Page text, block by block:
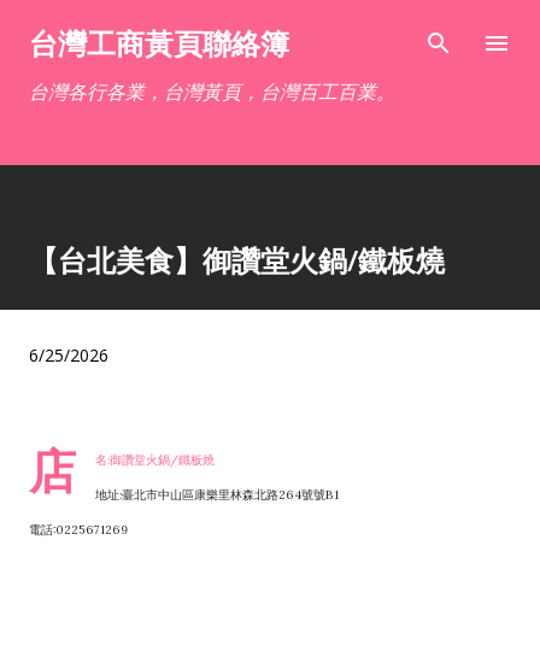
跳到主要內容
台灣工商黃頁聯絡簿
台灣各行各業，台灣黃頁，台灣百工百業。
【台北美食】御讚堂火鍋/鐵板燒
6/25/2026
店 名:御讚堂火鍋/鐵板燒
地址:臺北市中山區康樂里林森北路264號號B1
電話:0225671269